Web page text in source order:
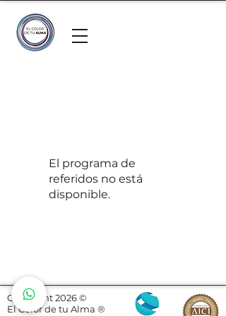
El programa de
referidos no está
disponible.
Copyright 2026 ©
El Color de tu Alma ®